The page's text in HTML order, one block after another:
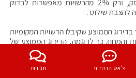
צ'אט הכתבים תגובות
תשלום אגרת רישיון עסק, ורק 2% מהרשויות מאפשרות לבדוק
להצבת שילוט .
בדירוג הממוצע שקיבלו הרשויות המקומיות
והמחוז. כך לדוגמה, הדירוג הממוצע של
דירוגן של המועצות המקומיות עמד על 36 ושל העיריות על 58. הדירוג
הממוצע של הרשויות במחוז צפון עמד על 36 לעומת הדירוג הממוצע